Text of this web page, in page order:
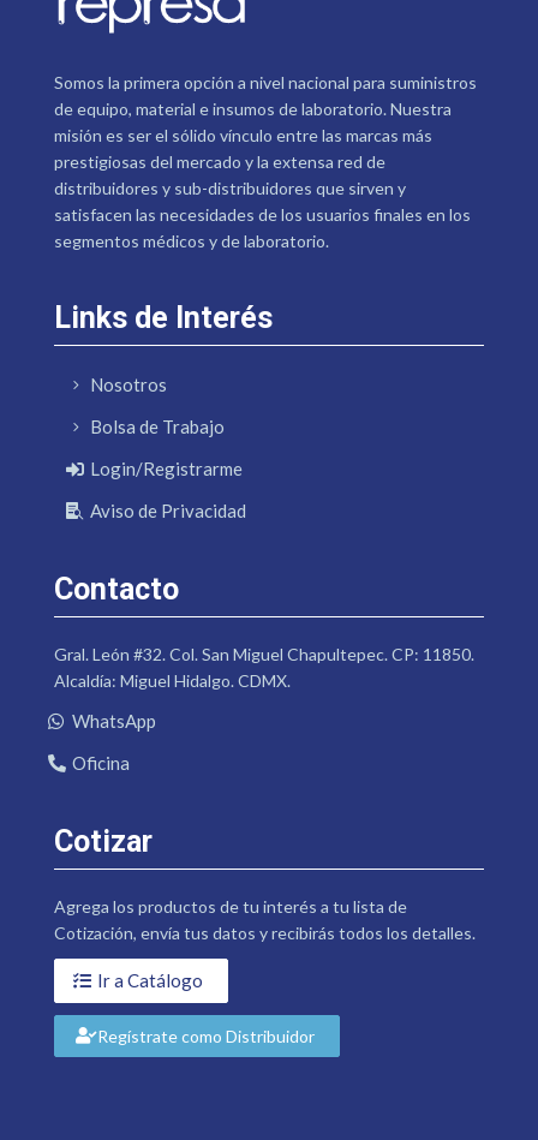
Somos la primera opción a nivel nacional para suministros
de equipo, material e insumos de laboratorio. Nuestra
misión es ser el sólido vínculo entre las marcas más
prestigiosas del mercado y la extensa red de
distribuidores y sub-distribuidores que sirven y
satisfacen las necesidades de los usuarios finales en los
segmentos médicos y de laboratorio.
Links de Interés
Nosotros
Bolsa de Trabajo
Login/Registrarme
Aviso de Privacidad
Contacto
Gral. León #32. Col. San Miguel Chapultepec. CP: 11850.
Alcaldía: Miguel Hidalgo. CDMX.
WhatsApp
Oficina
Cotizar
Agrega los productos de tu interés a tu lista de
Cotización, envía tus datos y recibirás todos los detalles.
Ir a Catálogo
Regístrate como Distribuidor